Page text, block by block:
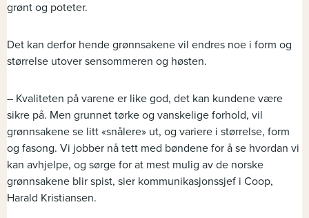
grønt og poteter.
Det kan derfor hende grønnsakene vil endres noe i form og
størrelse utover sensommeren og høsten.
– Kvaliteten på varene er like god, det kan kundene være
sikre på. Men grunnet tørke og vanskelige forhold, vil
grønnsakene se litt «snålere» ut, og variere i størrelse, form
og fasong. Vi jobber nå tett med bøndene for å se hvordan vi
kan avhjelpe, og sørge for at mest mulig av de norske
grønnsakene blir spist, sier kommunikasjonssjef i Coop,
Harald Kristiansen.